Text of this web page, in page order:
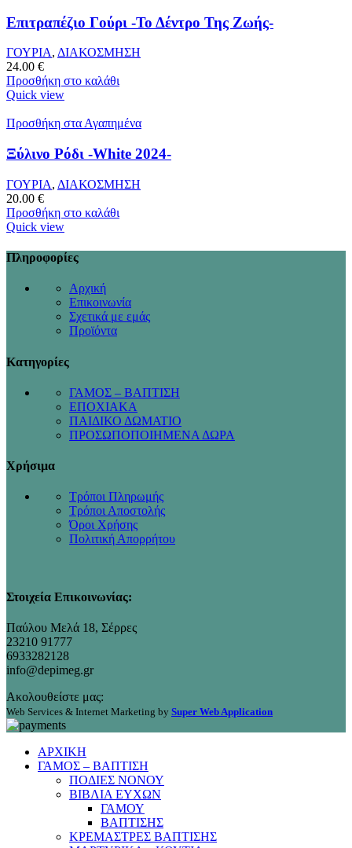
Επιτραπέζιο Γούρι -Το Δέντρο Της Ζωής-
ΓΟΥΡΙΑ, ΔΙΑΚΟΣΜΗΣΗ
24.00 €
Προσθήκη στο καλάθι
Quick view
Προσθήκη στα Αγαπημένα
Ξύλινο Ρόδι -White 2024-
ΓΟΥΡΙΑ, ΔΙΑΚΟΣΜΗΣΗ
20.00 €
Προσθήκη στο καλάθι
Quick view
Πληροφορίες
Αρχική
Επικοινωνία
Σχετικά με εμάς
Προϊόντα
Κατηγορίες
ΓΑΜΟΣ – ΒΑΠΤΙΣΗ
ΕΠΟΧΙΑΚΑ
ΠΑΙΔΙΚΟ ΔΩΜΑΤΙΟ
ΠΡΟΣΩΠΟΠΟΙΗΜΕΝΑ ΔΩΡΑ
Χρήσιμα
Τρόποι Πληρωμής
Τρόποι Αποστολής
Όροι Χρήσης
Πολιτική Απορρήτου
Στοιχεία Επικοινωνίας:
Παύλου Μελά 18, Σέρρες
23210 91777
6933282128
info@depimeg.gr
Ακολουθείστε μας:
Web Services & Internet Marketing by Super Web Application
ΑΡΧΙΚΗ
ΓΑΜΟΣ – ΒΑΠΤΙΣΗ
ΠΟΔΙΕΣ ΝΟΝΟΥ
ΒΙΒΛΙΑ ΕΥΧΩΝ
ΓΑΜΟΥ
ΒΑΠΤΙΣΗΣ
ΚΡΕΜΑΣΤΡΕΣ ΒΑΠΤΙΣΗΣ